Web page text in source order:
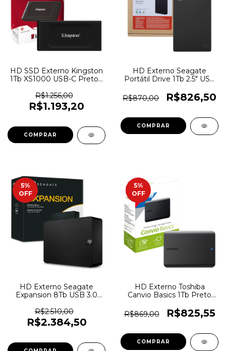
HD SSD Externo Kingston
1Tb XS1000 USB-C Preto -
R$1.256,00
R$1.193,20
HD Externo Seagate
Portátil Drive 1Tb 2.5" USB
R$870,00
R$826,50
5%
OFF
HD Externo Seagate
Expansion 8Tb USB 3.0
STKP8000400 - 2029
R$2.510,00
R$2.384,50
5%
OFF
HD Externo Toshiba
Canvio Basics 1Tb Preto
HDTB510XK3AA - 5973
R$869,00 R$825,55